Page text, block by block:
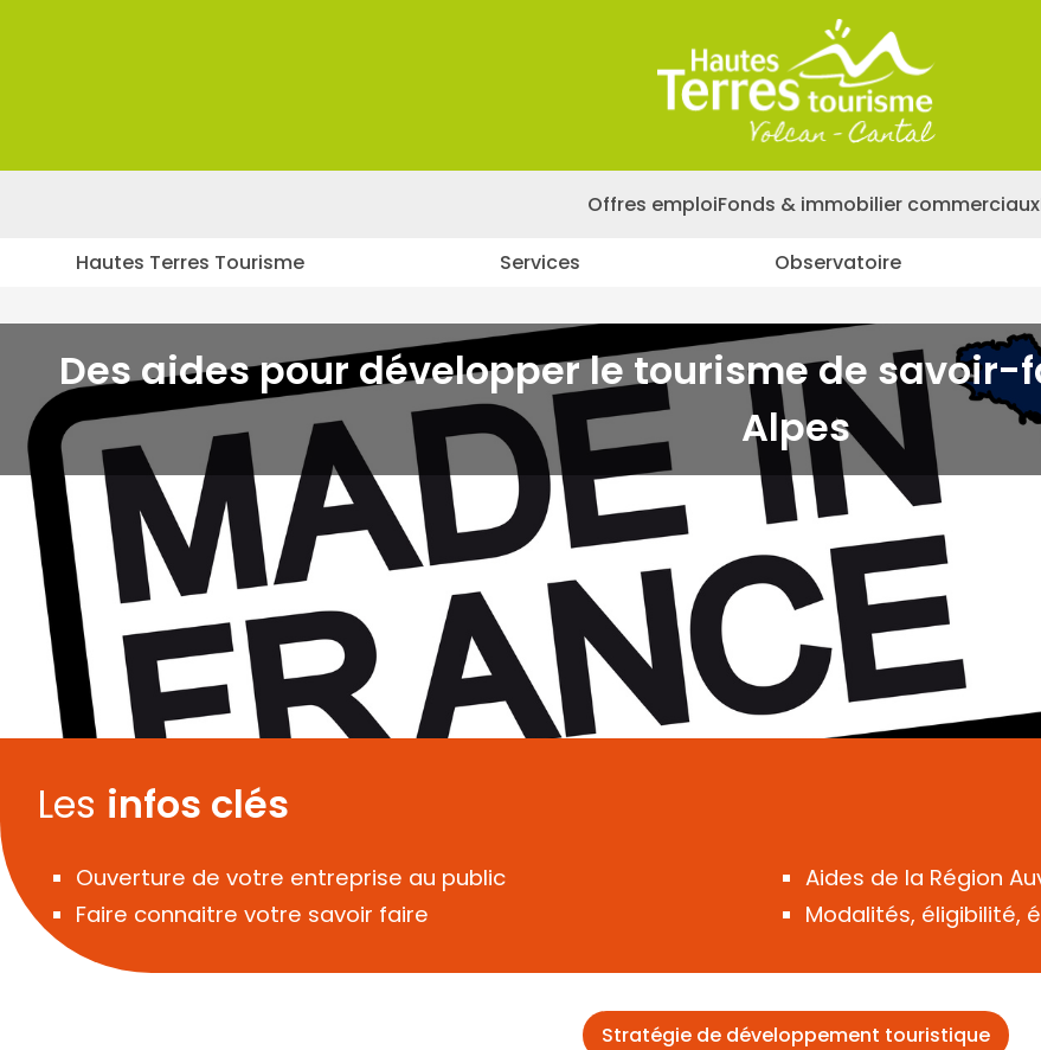
Offres emploiFonds & immobilier commerciaux
Hautes Terres Tourisme Services Observatoire
Des aides pour développer le tourisme de
Alpes
Les infos clés
Ouverture de votre entreprise au public
Faire connaitre votre savoir faire
Aides de la Région
Modalités, éligibilité,
Stratégie de développement touristique